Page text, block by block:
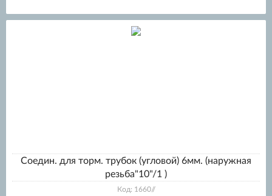
Соедин. для торм. трубок (угловой) 6мм. (наружная
резьба"10"/1 )
Код: 1660//